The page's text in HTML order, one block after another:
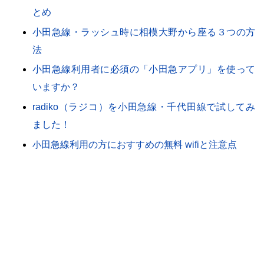
とめ
小田急線・ラッシュ時に相模大野から座る３つの方
法
小田急線利用者に必須の「小田急アプリ」を使って
いますか？
radiko（ラジコ）を小田急線・千代田線で試してみ
ました！
小田急線利用の方におすすめの無料 wifiと注意点